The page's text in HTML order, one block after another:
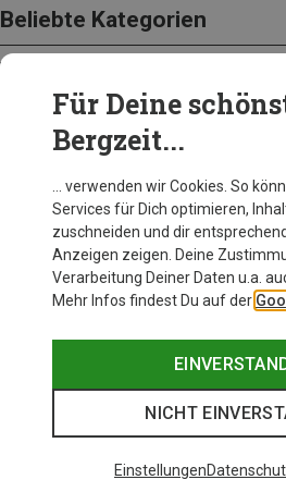
Beliebte Kategorien
BEKLEIDUNG
Für Deine
Bergzeit...
… verwenden wir Cookies. So
Services für Dich optimieren,
zuschneiden und dir
Anzeigen zeigen. Deine
Verarbeitung Deiner Daten u.a.
Mehr Infos findest Du auf der
NICHT
Einstellungen